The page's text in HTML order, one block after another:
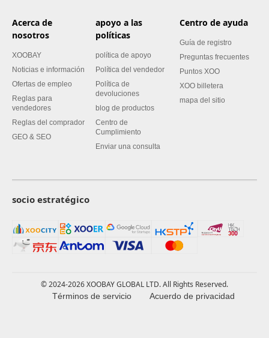
Acerca de
nosotros
XOOBAY
Noticias e información
Ofertas de empleo
Reglas para
vendedores
Reglas del comprador
GEO & SEO
apoyo a las
políticas
política de apoyo
Política del vendedor
Política de
devoluciones
blog de productos
Centro de
Cumplimiento
Enviar una consulta
Centro de ayuda
Guía de registro
Preguntas frecuentes
Puntos XOO
XOO billetera
mapa del sitio
socio estratégico
© 2024-2026 XOOBAY GLOBAL LTD. All Rights Reserved.
Términos de servicio Acuerdo de privacidad